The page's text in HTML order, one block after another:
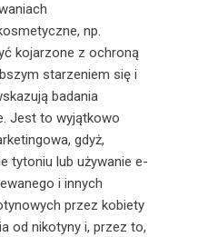
np.
kojarzone z ochroną
starzeniem się i
badania
Jest to wyjątkowo
gdyż,
tytoniu lub używanie e-
i innych
przez kobiety
od nikotyny i, przez to,